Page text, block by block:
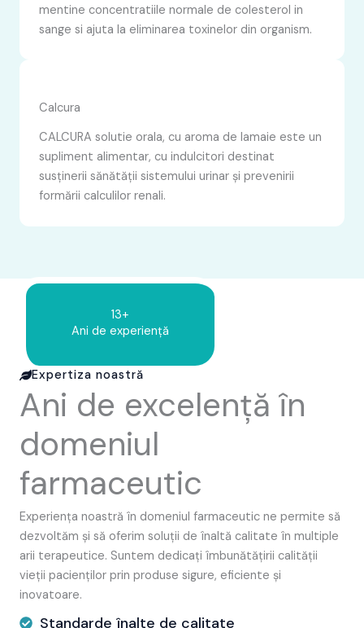
mentine concentratiile normale de colesterol in
sange si ajuta la eliminarea toxinelor din organism.
Calcura
CALCURA solutie orala, cu aroma de lamaie este un
supliment alimentar, cu indulcitori destinat
susținerii sănătății sistemului urinar și prevenirii
formării calculilor renali.
13+
Ani de experiență
Expertiza noastră
Ani de excelență în
domeniul
farmaceutic
Experiența noastră în domeniul farmaceutic ne permite să
dezvoltăm și să oferim soluții de înaltă calitate în multiple
arii terapeutice. Suntem dedicați îmbunătățirii calității
vieții pacienților prin produse sigure, eficiente și
inovatoare.
Standarde înalte de calitate